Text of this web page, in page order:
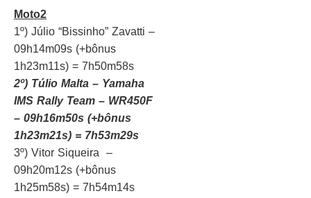
Moto2
1º) Júlio “Bissinho” Zavatti –
09h14m09s (+bônus
1h23m11s) = 7h50m58s
2º) Túlio Malta – Yamaha
IMS Rally Team – WR450F
– 09h16m50s (+bônus
1h23m21s) = 7h53m29s
3º) Vitor Siqueira –
09h20m12s (+bônus
1h25m58s) = 7h54m14s